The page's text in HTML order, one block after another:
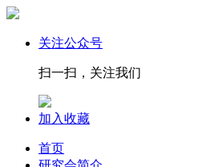
关注公众号
扫一扫，关注我们
加入收藏
首页